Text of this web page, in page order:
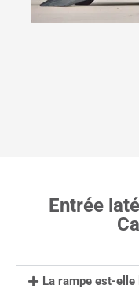
Entrée
La rampe est-